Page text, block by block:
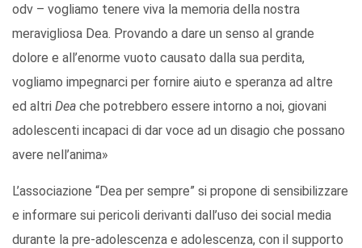
odv – vogliamo tenere viva la memoria della nostra
meravigliosa Dea. Provando a dare un senso al grande
dolore e all’enorme vuoto causato dalla sua perdita,
vogliamo impegnarci per fornire aiuto e speranza ad altre
ed altri Dea che potrebbero essere intorno a noi, giovani
adolescenti incapaci di dar voce ad un disagio che possano
avere nell’anima»
L’associazione “Dea per sempre” si propone di sensibilizzare
e informare sui pericoli derivanti dall’uso dei social media
durante la pre-adolescenza e adolescenza, con il supporto